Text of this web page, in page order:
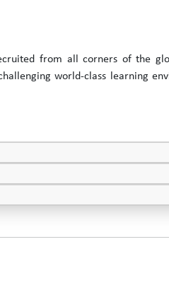
from all corners of the
world-class learning